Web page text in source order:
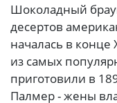
Шоколадный
десертов
началась в
из самых
приготовили в
Палмер - жены